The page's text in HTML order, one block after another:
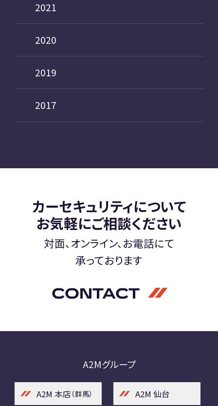
2021
2020
2019
2017
カーセキュリティについて
お気軽にご相談ください
対面、オンライン、お電話にて
承っております
CONTACT
A2Mグループ
A2M 本店（群馬） A2M 仙台